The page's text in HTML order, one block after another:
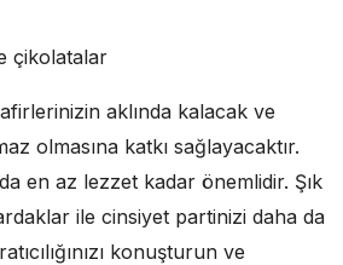
çikolatalar
aklında kalacak ve
olmasına katkı sağlayacaktır.
en az lezzet kadar önemlidir. Şık
ile cinsiyet partinizi daha da
konuşturun ve